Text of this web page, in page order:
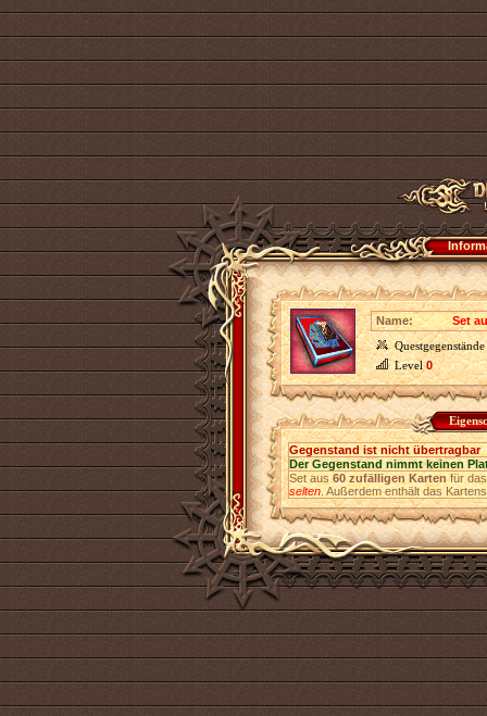
Name:
Set
Questgegenstände
Level0
Gegenstand ist nicht übertragbar
Der Gegenstand nimmt keinen
Set aus60 zufälligen Kartenfür
selten. Außerdem enthält das